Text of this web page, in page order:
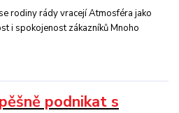
rodiny rády vracejí Atmosféra jako
i spokojenost zákazníků Mnoho
podnikat s